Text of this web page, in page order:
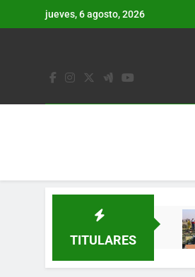
jueves, 6 agosto, 2026
TITULARES